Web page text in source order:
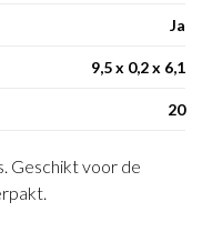
Ja
9,5 x 0,2 x 6,1
20
Geschikt voor de